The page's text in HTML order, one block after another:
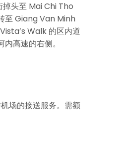
头至 Mai Chi Tho
至 Giang Van Minh
Walk 的区内道
高速的右侧。
场的接送服务。需额